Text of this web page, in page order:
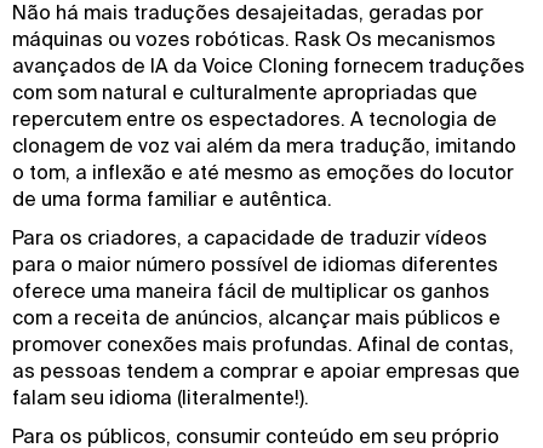
Não há mais traduções desajeitadas, geradas por
máquinas ou vozes robóticas. Rask Os mecanismos
avançados de IA da Voice Cloning fornecem traduções
com som natural e culturalmente apropriadas que
repercutem entre os espectadores. A tecnologia de
clonagem de voz vai além da mera tradução, imitando
o tom, a inflexão e até mesmo as emoções do locutor
de uma forma familiar e autêntica.
Para os criadores, a capacidade de traduzir vídeos
para o maior número possível de idiomas diferentes
oferece uma maneira fácil de multiplicar os ganhos
com a receita de anúncios, alcançar mais públicos e
promover conexões mais profundas. Afinal de contas,
as pessoas tendem a comprar e apoiar empresas que
falam seu idioma (literalmente!).
Para os públicos, consumir conteúdo em seu próprio